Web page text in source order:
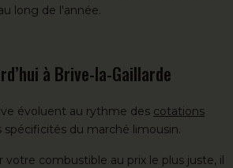
long de l'année.
à Brive-la-Gaillarde
évoluent au rythme des cotations
spécificités du marché limousin.
votre combustible au prix le plus juste, il